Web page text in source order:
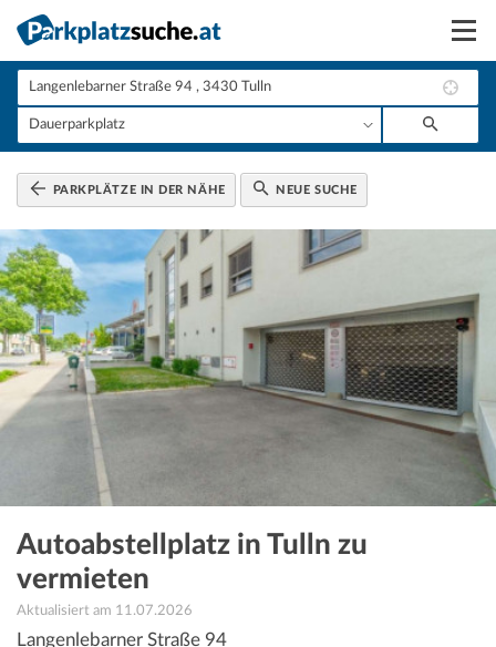
Suchen
Vermieten
Anmelden
PARKPLÄTZE IN DER NÄHE NEUE SUCHE
Autoabstellplatz in Tulln zu
vermieten
Aktualisiert am 11.07.2026
Langenlebarner Straße 94